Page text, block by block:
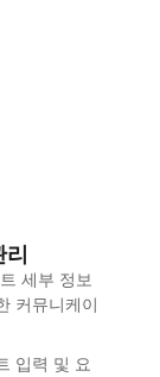
리
세부 정보
커뮤니케이
입력 및 요